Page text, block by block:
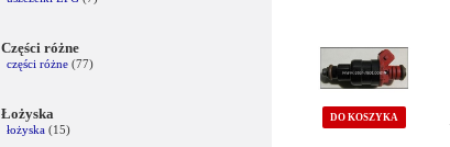
Części różne
części różne (77)
Łożyska
łożyska (15)
DO KOSZYKA